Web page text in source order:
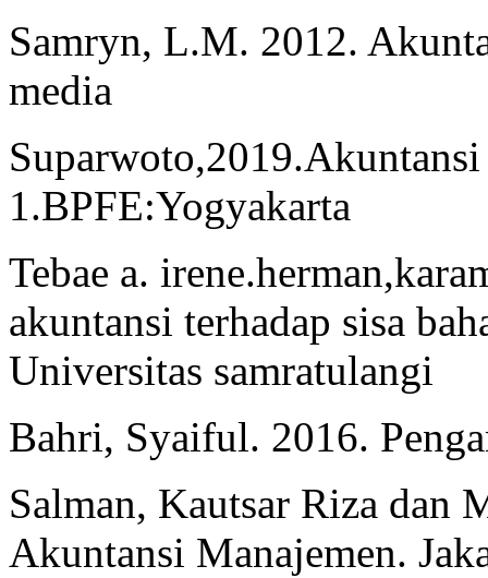
Samryn, L.M. 2012.
media
1.BPFE:Yogyakarta
Tebae a.
akuntansi terhadap sisa
Universitas samratulangi
Bahri, Syaiful. 2016.
Salman, Kautsar Riza dan
Akuntansi Manajemen.